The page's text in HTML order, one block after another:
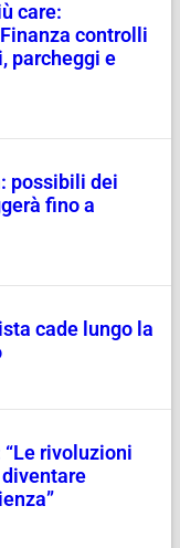
care:
controlli
parcheggi e
possibili dei
fino a
cade lungo la
rivoluzioni